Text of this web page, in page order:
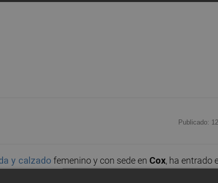
Publicado:
y calzado femenino y con sede en Cox, ha entrado